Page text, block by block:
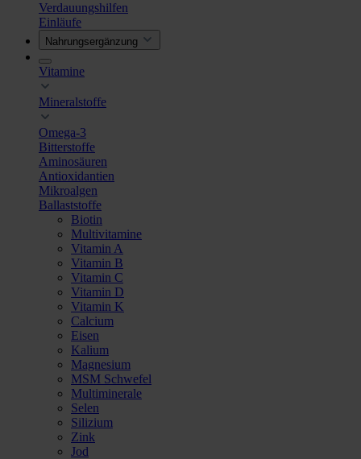
Verdauungshilfen
Einläufe
Nahrungsergänzung
Vitamine
Mineralstoffe
Omega-3
Bitterstoffe
Aminosäuren
Antioxidantien
Mikroalgen
Ballaststoffe
Biotin
Multivitamine
Vitamin A
Vitamin B
Vitamin C
Vitamin D
Vitamin K
Calcium
Eisen
Kalium
Magnesium
MSM Schwefel
Multiminerale
Selen
Silizium
Zink
Jod